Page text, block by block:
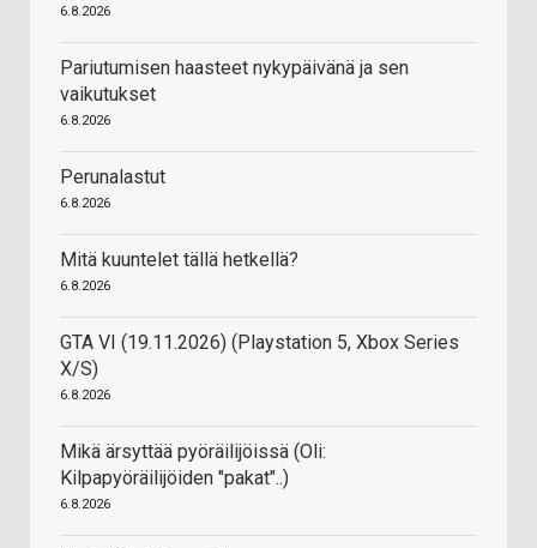
6.8.2026
Pariutumisen haasteet nykypäivänä ja sen
vaikutukset
6.8.2026
Perunalastut
6.8.2026
Mitä kuuntelet tällä hetkellä?
6.8.2026
GTA VI (19.11.2026) (Playstation 5, Xbox Series
X/S)
6.8.2026
Mikä ärsyttää pyöräilijöissä (Oli:
Kilpapyöräilijöiden "pakat"..)
6.8.2026